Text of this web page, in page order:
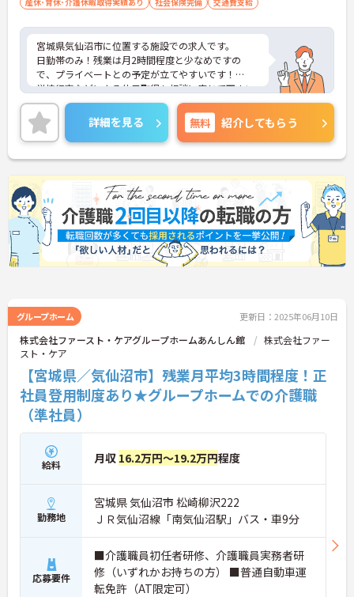
宮城県気仙沼市に位置する施設での求人です。
日勤帯のみ！残業は月2時間程度と少なめですの
で、プライベートとの予定が立てやすいです！
学校行事などによる休日取得も相談に応じて下さい
ます。
ご興味のある方は、お気軽にお問い合わせくださ
い。
詳細を見る 無料 紹介してもらう
グループホーム 更新日：2025年06月10日
株式会社ファースト・ケアグループホームあんしん館
株式会社ファー
スト・ケア
【宮城県／気仙沼市】残業月平均3時間程度！正
社員登用制度あり★グループホームでの介護職
（準社員）
給料 月収 16.2万円～19.2万円程度
勤務地
宮城県 気仙沼市 松崎柳沢222
ＪＲ気仙沼線「南気仙沼駅」バス・車9分
応募要件
■介護職員初任者研修、介護職員実務者研
修（いずれかお持ちの方） ■普通自動車運
転免許（AT限定可）